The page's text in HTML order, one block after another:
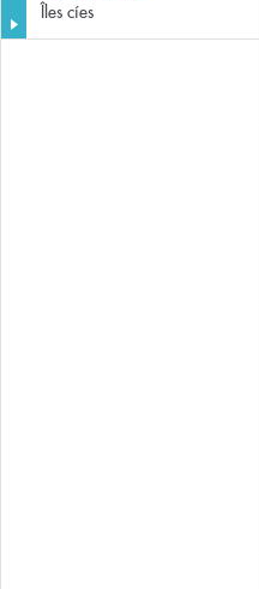
Îles cíes